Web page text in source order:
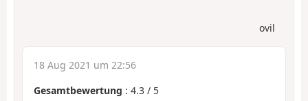
ovil
18 Aug 2021 um 22:56
Gesamtbewertung : 4.3 / 5